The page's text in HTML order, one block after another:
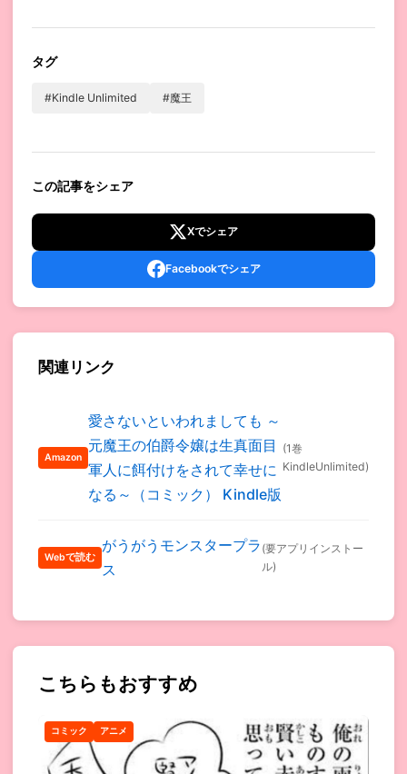
タグ
#Kindle Unlimited #魔王
この記事をシェア
Xでシェア
Facebookでシェア
関連リンク
Amazon
愛さないといわれましても ～
元魔王の伯爵令嬢は生真面目
軍人に餌付けをされて幸せに
なる～（コミック） Kindle版
(1巻
KindleUnlimited)
Webで読む
がうがうモンスタープラ
ス
(要アプリインストー
ル)
こちらもおすすめ
コミック アニメ